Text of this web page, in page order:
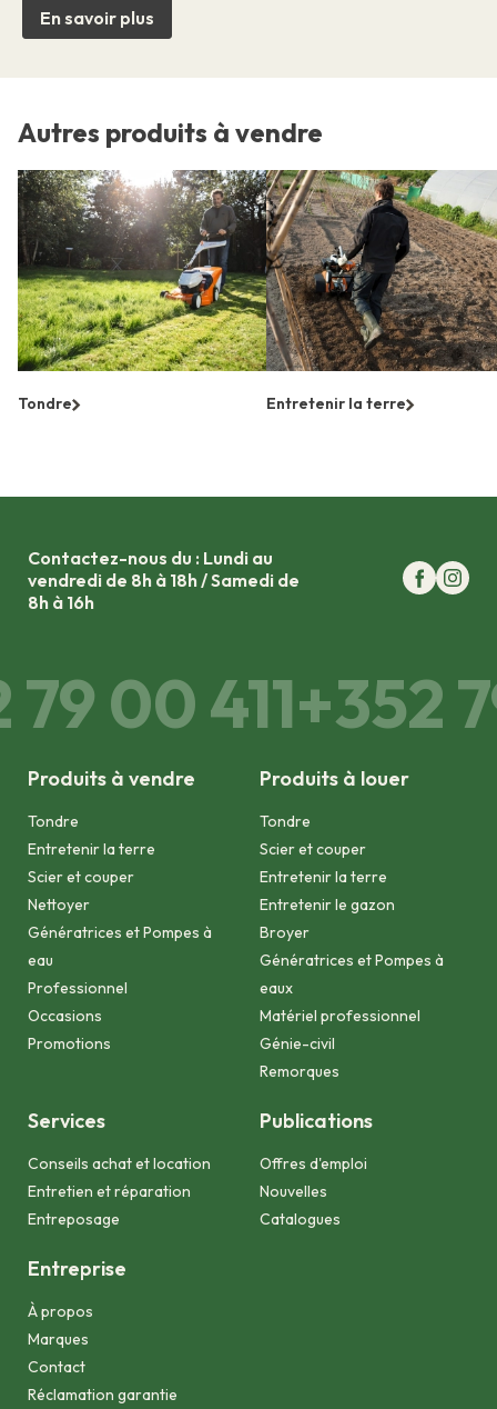
En savoir plus
Autres produits à vendre
Tondre Entretenir la terre
Contactez-nous du : Lundi au
vendredi de 8h à 18h / Samedi de
8h à 16h
00 411+352
Produits à vendre
Tondre
Entretenir la terre
Scier et couper
Nettoyer
Génératrices et Pompes à
eau
Professionnel
Occasions
Promotions
Produits à louer
Tondre
Scier et couper
Entretenir la terre
Entretenir le gazon
Broyer
Génératrices et Pompes à
eaux
Matériel professionnel
Génie-civil
Remorques
Services
Conseils achat et location
Entretien et réparation
Entreposage
Publications
Offres d'emploi
Nouvelles
Catalogues
Entreprise
À propos
Marques
Contact
Réclamation garantie